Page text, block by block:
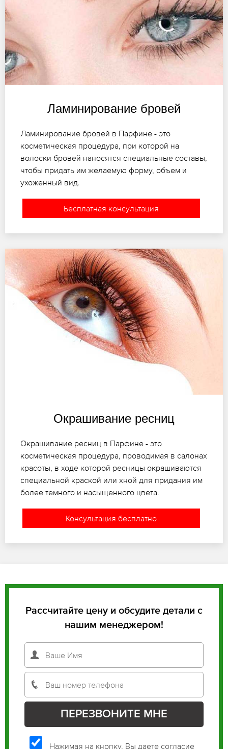
Ламинирование бровей
Ламинирование бровей в Парфине - это
косметическая процедура, при которой на
волоски бровей наносятся специальные составы,
чтобы придать им желаемую форму, объем и
ухоженный вид.
Бесплатная консультация
Окрашивание ресниц
Окрашивание ресниц в Парфине - это
косметическая процедура, проводимая в салонах
красоты, в ходе которой ресницы окрашиваются
специальной краской или хной для придания им
более темного и насыщенного цвета.
Консультация бесплатно
Рассчитайте цену и обсудите детали с
нашим менеджером!
Нажимая на кнопку, Вы даете согласие